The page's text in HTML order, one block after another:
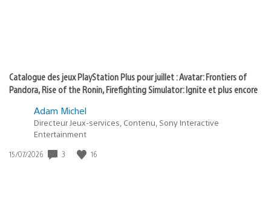
Catalogue des jeux PlayStation Plus pour juillet : Avatar: Frontiers of
Pandora, Rise of the Ronin, Firefighting Simulator: Ignite et plus encore
Adam Michel
Directeur Jeux-services, Contenu, Sony Interactive
Entertainment
Date
15/07/2026 3 16